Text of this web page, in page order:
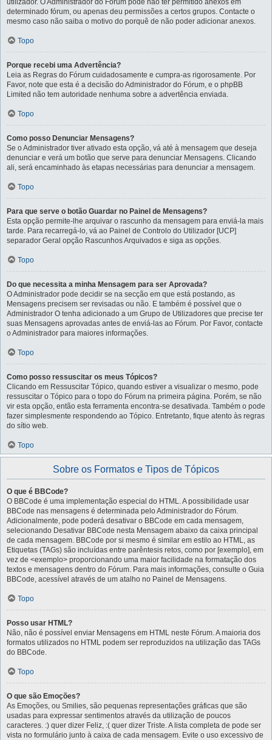
utilizador. O Administrador do Fórum pode não ter permitido anexos em
determinado fórum, ou apenas deu permissões a certos grupos. Contacte o
mesmo caso não saiba o motivo do porquê de não poder adicionar anexos.
Topo
Porque recebi uma Advertência?
Leia as Regras do Fórum cuidadosamente e cumpra-as rigorosamente. Por
Favor, note que esta é a decisão do Administrador do Fórum, e o phpBB
Limited não tem autoridade nenhuma sobre a advertência enviada.
Topo
Como posso Denunciar Mensagens?
Se o Administrador tiver ativado esta opção, vá até à mensagem que deseja
denunciar e verá um botão que serve para denunciar Mensagens. Clicando
ali, será encaminhado às etapas necessárias para denunciar a mensagem.
Topo
Para que serve o botão Guardar no Painel de Mensagens?
Esta opção permite-lhe arquivar o rascunho da mensagem para enviá-la mais
tarde. Para recarregá-lo, vá ao Painel de Controlo do Utilizador [UCP]
separador Geral opção Rascunhos Arquivados e siga as opções.
Topo
Do que necessita a minha Mensagem para ser Aprovada?
O Administrador pode decidir se na secção em que está postando, as
Mensagens precisem ser revisadas ou não. E também é possível que o
Administrador O tenha adicionado a um Grupo de Utilizadores que precise ter
suas Mensagens aprovadas antes de enviá-las ao Fórum. Por Favor, contacte
o Administrador para maiores informações.
Topo
Como posso ressuscitar os meus Tópicos?
Clicando em Ressuscitar Tópico, quando estiver a visualizar o mesmo, pode
ressuscitar o Tópico para o topo do Fórum na primeira página. Porém, se não
vir esta opção, então esta ferramenta encontra-se desativada. Também o pode
fazer simplesmente respondendo ao Tópico. Entretanto, fique atento às regras
do sítio web.
Topo
Sobre os Formatos e Tipos de Tópicos
O que é BBCode?
O BBCode é uma implementação especial do HTML. A possibilidade usar
BBCode nas mensagens é determinada pelo Administrador do Fórum.
Adicionalmente, pode poderá desativar o BBCode em cada mensagem,
selecionando Desativar BBCode nesta Mensagem abaixo da caixa principal
de cada mensagem. BBCode por si mesmo é similar em estilo ao HTML, as
Etiquetas (TAGs) são incluídas entre parêntesis retos, como por [exemplo], em
vez de <exemplo> proporcionando uma maior facilidade na formatação dos
textos e mensagens dentro do Fórum. Para mais informações, consulte o Guia
BBCode, acessível através de um atalho no Painel de Mensagens.
Topo
Posso usar HTML?
Não, não é possível enviar Mensagens em HTML neste Fórum. A maioria dos
formatos utilizados no HTML podem ser reproduzidos na utilização das TAGs
do BBCode.
Topo
O que são Emoções?
As Emoções, ou Smilies, são pequenas representações gráficas que são
usadas para expressar sentimentos através da utilização de poucos
caracteres. :) quer dizer Feliz, :( quer dizer Triste. A lista completa de pode ser
vista no formulário junto à caixa de cada mensagem. Evite o uso excessivo de